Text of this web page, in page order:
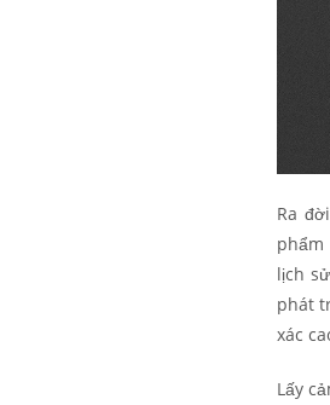
Ra
phẩm
lịch
phát
xác
Lấy